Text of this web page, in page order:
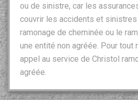
ou de sinistre, car les
couvrir les accidents et sinistres
ramonage de cheminée ou le
une entité non agréée. Pour tout
appel au service de Christol
agréée.